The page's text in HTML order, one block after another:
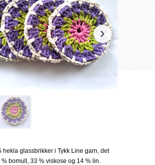
hekla glassbrikker i Tykk Line garn, det
% bomull, 33 % viskose og 14 % lin.